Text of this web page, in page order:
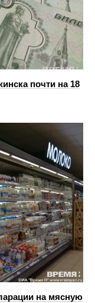
почти на 18
на мясную